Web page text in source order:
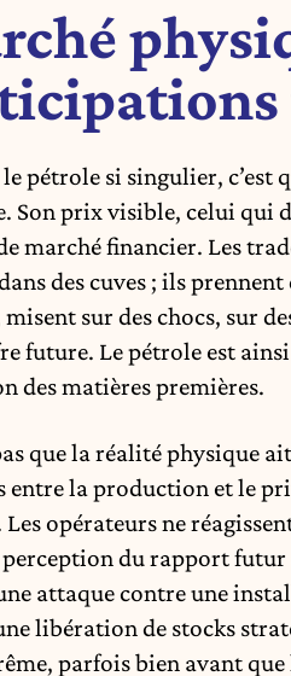
pétrole si singulier, c’est
Son prix visible, celui qui
marché financier. Les
des cuves ; ils
sur des chocs, sur
future. Le pétrole est
des matières premières.
que la réalité physique
entre la production et le
opérateurs ne
du rapport
attaque contre une
libération de stocks
parfois bien avant